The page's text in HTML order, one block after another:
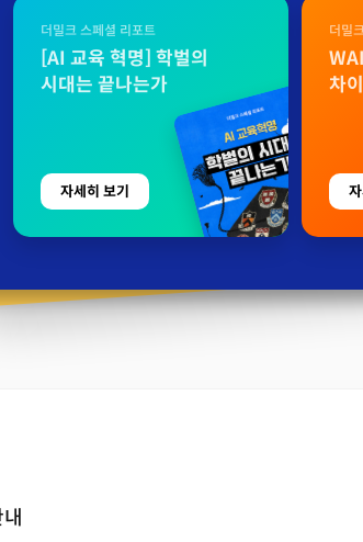
더밀크 스페셜 리포트
[AI 교육 혁명] 학벌의
시대는 끝나는가
자세히 보기
더밀
차